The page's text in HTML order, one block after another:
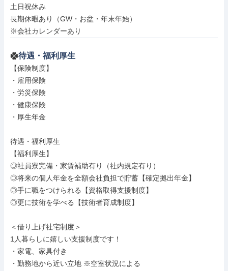
土日祝休み
長期休暇あり（GW・お盆・年末年始）
※会社カレンダーあり
待遇・福利厚生
【保険制度】
・雇用保険
・労災保険
・健康保険
・厚生年金
待遇・福利厚生
【福利厚生】
◎社員寮完備・家賃補助有り（社内規定有り）
◎将来の個人年金を全額会社負担で貯蓄【確定拠出年金】
◎手に職をつけられる【資格取得支援制度】
◎更に技術を学べる【技術者育成制度】
＜借り上げ社宅制度＞
1人暮らしに嬉しい支援制度です！
・家電、家具付き
・勤務地から近い立地 ※空室状況による